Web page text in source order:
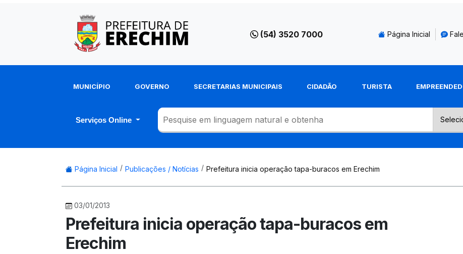
(54) 3520 7000 Página Inicial
MUNICÍPIO GOVERNO SECRETARIAS MUNICIPAIS CIDADÃO TURISTA
Serviços Online
Página Inicial Publicações / Notícias Prefeitura inicia operação tapa-buracos em Erechim
03/01/2013
Prefeitura inicia operação tapa-buracos em
Erechim